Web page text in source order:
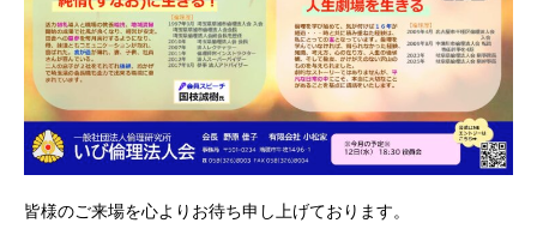
皆様のご来場を心よりお待ち申し上げております。